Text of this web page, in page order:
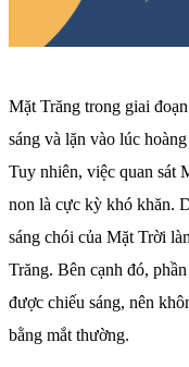
Mặt Trăng trong giai
sáng và lặn vào lúc
Tuy nhiên, việc quan sát
non là cực kỳ khó khăn.
sáng chói của Mặt Trời
Trăng. Bên cạnh đó,
được chiếu sáng, nên
bằng mắt thường.